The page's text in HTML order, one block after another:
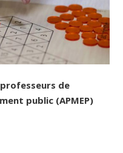
de
public (APMEP)